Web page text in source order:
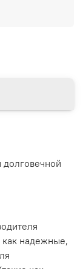
как надежные,